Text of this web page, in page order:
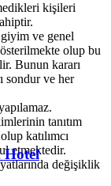
kişileri
giyim ve genel
olup bu
Bunun kararı
sondur ve her
tanıtım
katılımcı
etmektedir.
değişiklik
Hotel